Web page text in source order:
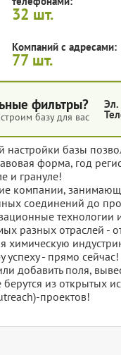
32 шт.
Компаний с адресами:
77 шт.
фильтры?
базу для вас
Эл.
настройки базы
форма, год
и грануле!
компании,
соединений до
технологии
разных отраслей -
химическую
успеху - прямо сейчас!
добавить поля,
из открытых
проектов!